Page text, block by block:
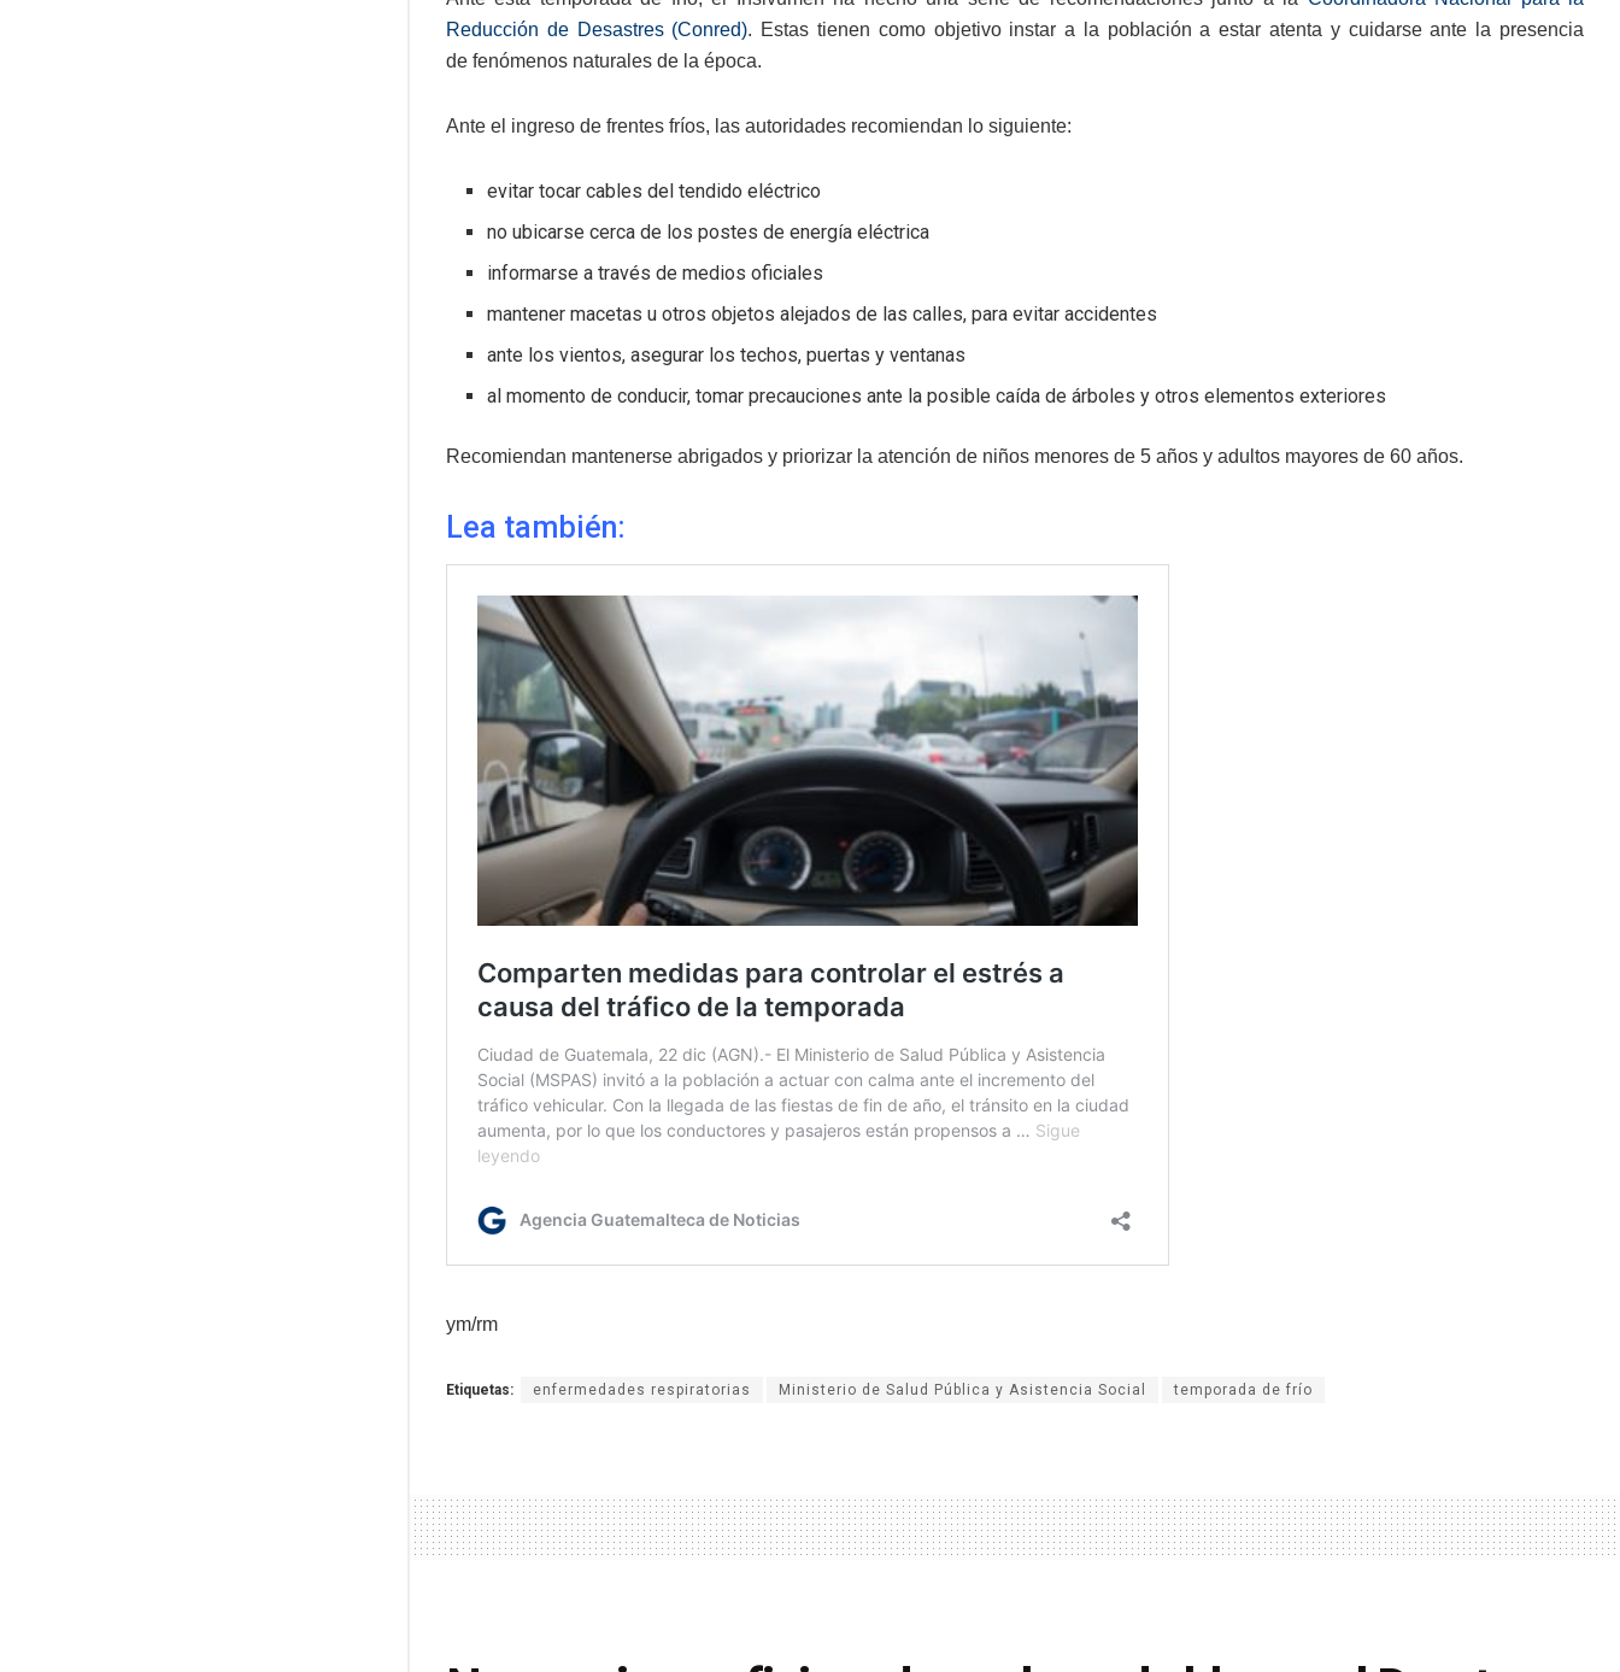
Reducción de Desastres (Conred). Estas tienen como objetivo instar a la población a estar atenta y cuidarse ante la presencia
de fenómenos naturales de la época.
Ante el ingreso de frentes fríos, las autoridades recomiendan lo siguiente:
evitar tocar cables del tendido eléctrico
no ubicarse cerca de los postes de energía eléctrica
informarse a través de medios oficiales
mantener macetas u otros objetos alejados de las calles, para evitar accidentes
ante los vientos, asegurar los techos, puertas y ventanas
al momento de conducir, tomar precauciones ante la posible caída de árboles y otros elementos exteriores
Recomiendan mantenerse abrigados y priorizar la atención de niños menores de 5 años y adultos mayores de 60 años.
Lea también:
ym/rm
Etiquetas: enfermedades respiratorias Ministerio de Salud Pública y Asistencia Social temporada de frío